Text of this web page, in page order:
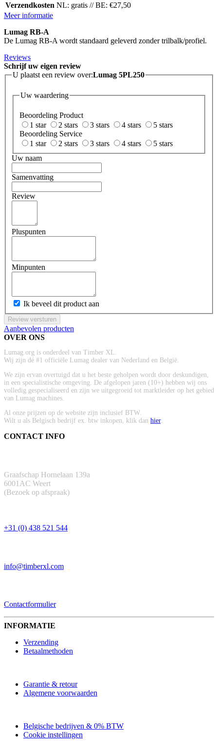
Verzendkosten NL: gratis // BE: €27,50
Meer informatie
Lumag RB-A
De Lumag RB-A wordt standaard geleverd zonder trilbalk/profiel.
Reviews
Schrijf uw eigen review
U plaatst een review over:Lumag 5PL250
Uw waardering
Beoordeling Product
1 star
2 stars 3 stars 4 stars
5 stars
Beoordeling Service
1 star
2 stars 3 stars 4 stars
5 stars
Uw naam
Samenvatting
Review
Pluspunten
Minpunten
Ik beveel dit product aan
Review versturen
Aanbevolen producten
OVER ONS
Lumag.org is onderdeel van Timber XL.
Wij zijn dé #1 officiële Lumag dealer van Nederland en België.
We zijn ervan overtuigd dat u het beste geholpen wordt door deskundigen,
in een specialistische omgeving. De afgelopen jaren (10+) hebben wij ons
volledig gespecialiseerd en zijn we uitgegroeid tot marktleider op het gebied
van Lumag machines.
Al onze prijzen op de website zijn inclusief BTW.
Wilt u als Belgisch bedrijf ex. btw inkopen, klik dan hier.
CONTACT INFO
Graafschap Hornelaan 139a
6001AC Weert
(Bezoek op afspraak)
+31 (0) 438 521 544
info@timberxl.com
Contactformulier
INFORMATIE
Verzending
Betaalmethoden
Garantie & retour
Algemene voorwaarden
Belgische bedrijven & 0% BTW
Cookie instellingen